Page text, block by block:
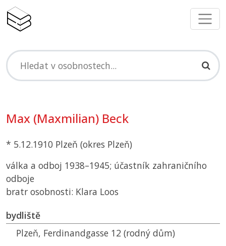
Max (Maxmilian) Beck
* 5.12.1910 Plzeň (okres Plzeň)
válka a odboj 1938–1945; účastník zahraničního
odboje
bratr osobnosti: Klara Loos
bydliště
Plzeň, Ferdinandgasse 12 (rodný dům)